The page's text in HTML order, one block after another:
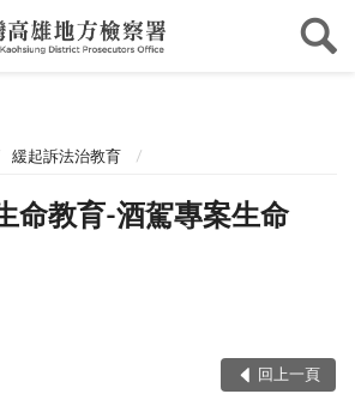
緩起訴法治教育
命教育-酒駕專案生命
回上一頁